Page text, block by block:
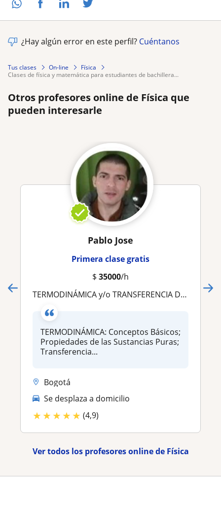
¿Hay algún error en este perfil? Cuéntanos
Tus clases On-line
Física
clases de física y matemática para estudiantes de bachillera...
Otros profesores online de Física que
pueden interesarle
Pablo Jose
Primera clase gratis
$ 35000/h
TERMODINÁMICA y/o TRANSFERENCIA DE CALOR
TERMODINÁMICA: Conceptos Básicos;
Propiedades de las Sustancias Puras;
Transferencia...
Bogotá
Se desplaza a domicilio
★★★★★ (4,9)
Ver todos los profesores online de Física